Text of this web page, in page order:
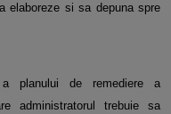
elaboreze si sa depuna spre
planului de remediere a
administratorul trebuie sa